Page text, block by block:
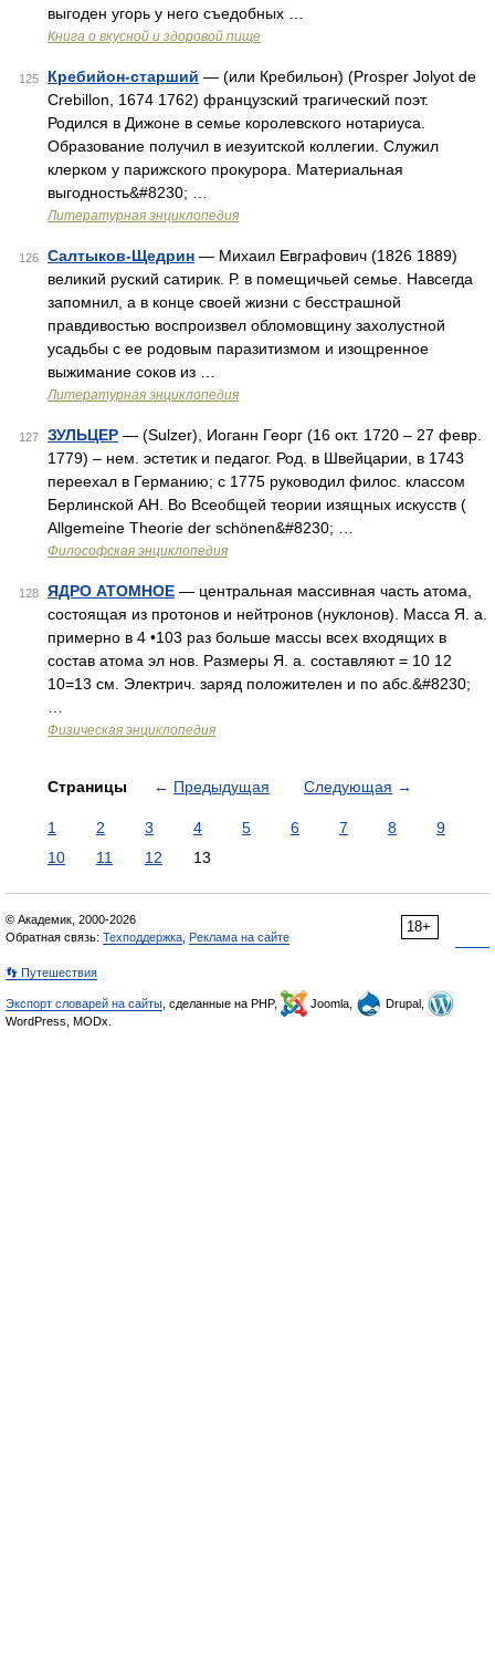
выгоден угорь у него съедобных …
Книга о вкусной и здоровой пище
125 Кребийон-старший — (или Кребильон) (Prosper Jolyot de
Crebillon, 1674 1762) французский трагический поэт.
Родился в Дижоне в семье королевского нотариуса.
Образование получил в иезуитской коллегии. Служил
клерком у парижского прокурора. Материальная
выгодность&#8230; …
Литературная энциклопедия
126 Салтыков-Щедрин — Михаил Евграфович (1826 1889)
великий руский сатирик. Р. в помещичьей семье. Навсегда
запомнил, а в конце своей жизни с бесстрашной
правдивостью воспроизвел обломовщину захолустной
усадьбы с ее родовым паразитизмом и изощренное
выжимание соков из …
Литературная энциклопедия
127 ЗУЛЬЦЕР — (Sulzer), Иоганн Георг (16 окт. 1720 – 27 февр.
1779) – нем. эстетик и педагог. Род. в Швейцарии, в 1743
переехал в Германию; с 1775 руководил филос. классом
Берлинской АН. Во Всеобщей теории изящных искусств (
Allgemeine Theorie der schönen&#8230; …
Философская энциклопедия
128 ЯДРО АТОМНОЕ — центральная массивная часть атома,
состоящая из протонов и нейтронов (нуклонов). Масса Я. а.
примерно в 4 •103 раз больше массы всех входящих в
состав атома эл нов. Размеры Я. а. составляют = 10 12
10=13 см. Электрич. заряд положителен и по абс.&#8230;
Физическая энциклопедия
Страницы ← Предыдущая Следующая →
1 2 3 4 5 6 7 8
9
10
11 12 13
18+
© Академик, 2000-2026
Обратная связь: Техподдержка Реклама на сайте
👣 Путешествия
Экспорт словарей на сайты , сделанные на PHP, Joomla,
Drupal,
WordPress, MODx.